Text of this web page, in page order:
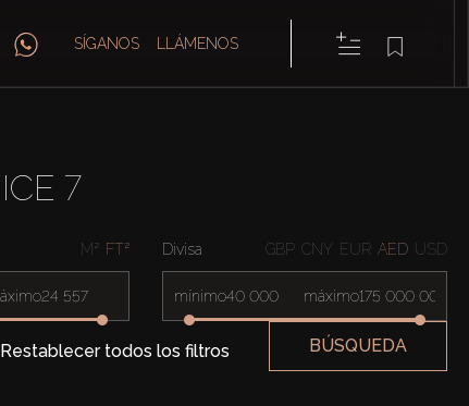
SÍGANOS LLÁMENOS
7
M² FT² Divisa GBP CNY EUR AED USD
mínimo máximo
Restablecer todos los filtros BÚSQUEDA